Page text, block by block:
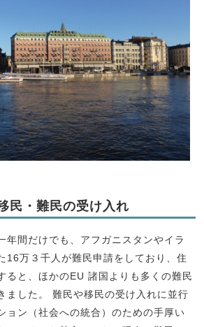
民・難民の受け入れ
年間だけでも、アフガニスタンやイラ
16万３千人が難民申請をしており、住
ると、ほかのEU 諸国よりも多くの難民
ました。 難民や移民の受け入れに並行
ョン（社会への統合）のための手厚い